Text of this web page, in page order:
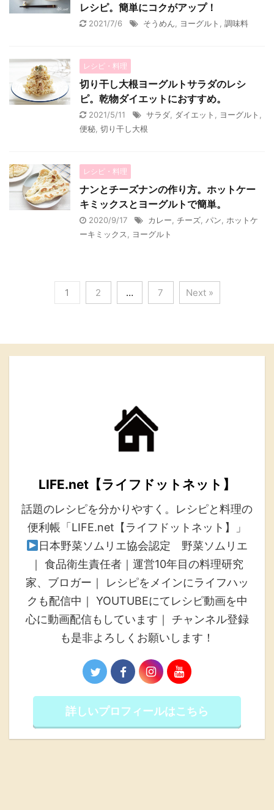
レシピ。簡単にコクがアップ！
2021/7/6 そうめん ヨーグルト 調味料
レシピ・料理
切り干し大根ヨーグルトサラダのレシ
ピ。乾物ダイエットにおすすめ。
2021/5/11 サラダ ダイエット ヨーグルト
便秘 切り干し大根
レシピ・料理
ナンとチーズナンの作り方。ホットケー
キミックスとヨーグルトで簡単。
2020/9/17 カレー チーズ パン
ホットケ
ーキミックス
ヨーグルト
1 2 … 7 Next »
LIFE.net【ライフドットネット】
話題のレシピを分かりやすく。レシピと料理の
便利帳「LIFE.net【ライフドットネット】」
日本野菜ソムリエ協会認定 野菜ソムリエ
｜ 食品衛生責任者｜運営10年目の料理研究
家、ブロガー｜ レシピをメインにライフハッ
クも配信中｜ YOUTUBEにてレシピ動画を中
心に動画配信もしています｜ チャンネル登録
も是非よろしくお願いします！
詳しいプロフィールはこちら